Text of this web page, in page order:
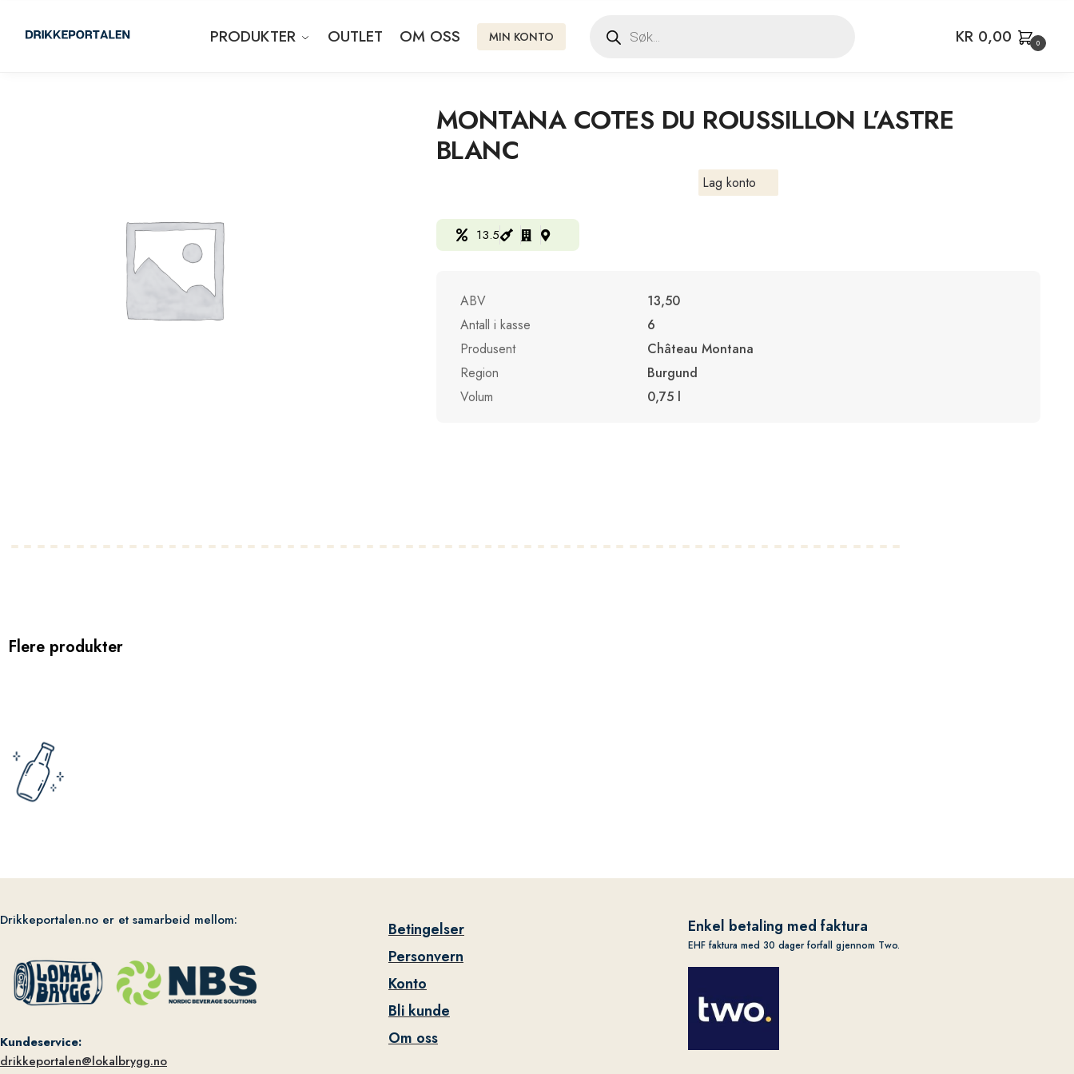
PRODUKTER OUTLET OM OSS MIN KONTO KR 0,00 0
MONTANA COTES DU ROUSSILLON L’ASTRE
BLANC
Lag konto
13.5
ABV
13,50
Antall i kasse
6
Produsent
Château Montana
Region
Burgund
Volum
0,75 l
Flere produkter
Drikkeportalen.no er et samarbeid mellom:
Kundeservice:
drikkeportalen@lokalbrygg.no
Betingelser
Personvern
Konto
Bli kunde
Om oss
Enkel betaling med faktura
EHF faktura med 30 dager forfall gjennom Two.